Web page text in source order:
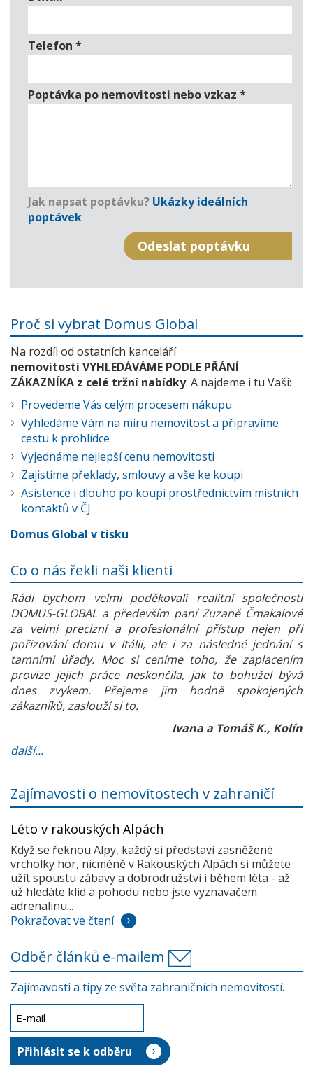
Telefon *
Poptávka po nemovitosti nebo vzkaz *
Jak napsat poptávku? Ukázky ideálních
poptávek
Proč si vybrat Domus Global
Na rozdíl od ostatních kanceláří
nemovitosti VYHLEDÁVÁME PODLE PŘÁNÍ
ZÁKAZNÍKA z celé tržní nabídky. A najdeme i tu Vaši:
Provedeme Vás celým procesem nákupu
Vyhledáme Vám na míru nemovitost a připravíme
cestu k prohlídce
Vyjednáme nejlepší cenu nemovitosti
Zajistíme překlady, smlouvy a vše ke koupi
Asistence i dlouho po koupi prostřednictvím místních
kontaktů v ČJ
Domus Global v tisku
Co o nás řekli naši klienti
Rádi bychom velmi poděkovali realitní společnosti
DOMUS-GLOBAL a především paní Zuzaně Čmakalové
za velmi precizní a profesionální přístup nejen při
pořizování domu v Itálii, ale i za následné jednání s
tamními úřady. Moc si ceníme toho, že zaplacením
provize jejich práce neskončila, jak to bohužel bývá
dnes zvykem. Přejeme jim hodně spokojených
zákazníků, zaslouží si to.
Ivana a Tomáš K., Kolín
další...
Zajímavosti o nemovitostech v zahraničí
Léto v rakouských Alpách
Když se řeknou Alpy, každý si představí zasněžené
vrcholky hor, nicméně v Rakouských Alpách si můžete
užít spoustu zábavy a dobrodružství i během léta - až
už hledáte klid a pohodu nebo jste vyznavačem
adrenalinu...
Pokračovat ve čtení
Odběr článků e-mailem
Zajímavosti a tipy ze světa zahraničních nemovitostí.